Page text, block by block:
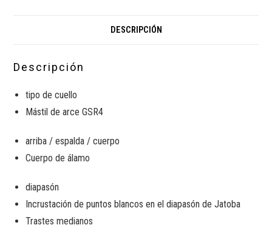
DESCRIPCIÓN
Descripción
tipo de cuello
Mástil dearceGSR4
arriba / espalda / cuerpo
Cuerpo de álamo
diapasón
Incrustación de puntos blancos en eldiapasón de Jatoba
Trastes medianos